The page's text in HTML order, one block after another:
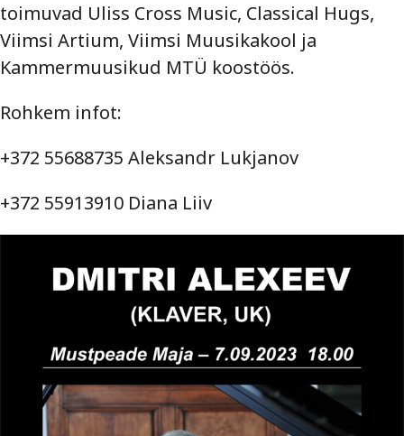
toimuvad Uliss Cross Music, Classical Hugs,
Viimsi Artium, Viimsi Muusikakool ja
Kammermuusikud MTÜ koostöös.
Rohkem infot:
+372 55688735 Aleksandr Lukjanov
+372 55913910 Diana Liiv